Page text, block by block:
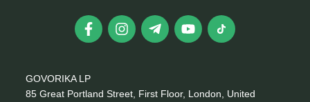
GOVORIKA LP
85 Great Portland Street, First Floor, London, United